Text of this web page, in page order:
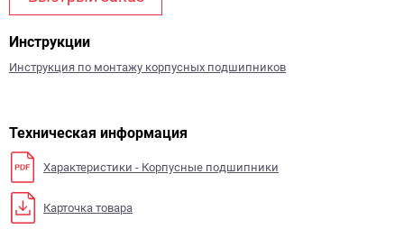
Инструкции
Инструкция по монтажу корпусных подшипников
Техническая информация
Характеристики - Корпусные подшипники
Карточка товара